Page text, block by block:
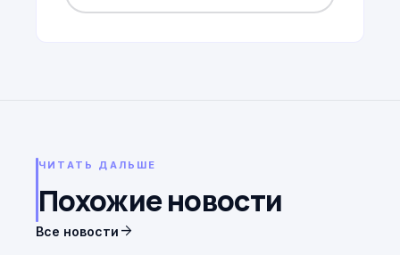
ЧИТАТЬ ДАЛЬШЕ
Похожие новости
Все новости arrow_forward